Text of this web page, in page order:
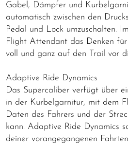
Gabel, Dämpfer und
automatisch zwischen den
Pedal und Lock umzuschalten.
Flight Attendant das Denken
voll und ganz auf den Trail vor
Adaptive Ride Dynamics
Das Supercaliber verfügt über
in der Kurbelgarnitur, mit dem
Daten des Fahrers und der
kann. Adaptive Ride Dynamics
deiner vorangegangenen